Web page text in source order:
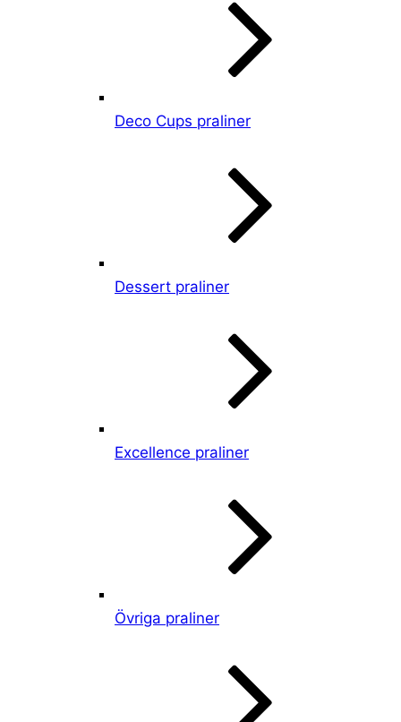
Deco Cups praliner
Dessert praliner
Excellence praliner
Övriga praliner